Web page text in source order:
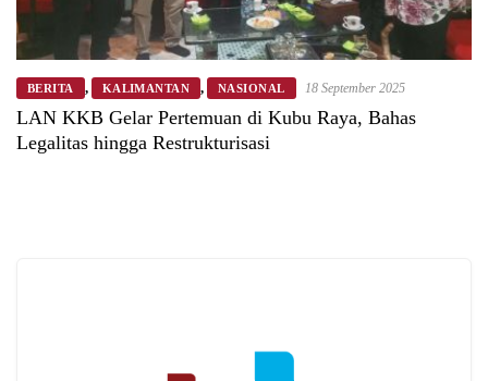
BERITA , KALIMANTAN , NASIONAL 18 September 2025
LAN KKB Gelar Pertemuan di Kubu Raya, Bahas
Legalitas hingga Restrukturisasi